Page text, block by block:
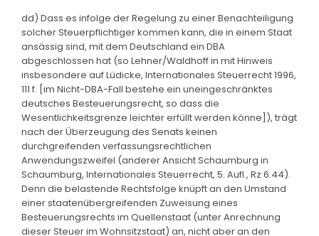
dd) Dass es infolge der Regelung zu einer Benachteiligung
solcher Steuerpflichtiger kommen kann, die in einem Staat
ansässig sind, mit dem Deutschland ein DBA
abgeschlossen hat (so Lehner/Waldhoff in mit Hinweis
insbesondere auf Lüdicke, Internationales Steuerrecht 1996,
111 f. [im Nicht-DBA-Fall bestehe ein uneingeschränktes
deutsches Besteuerungsrecht, so dass die
Wesentlichkeitsgrenze leichter erfüllt werden könne]), trägt
nach der Überzeugung des Senats keinen
durchgreifenden verfassungsrechtlichen
Anwendungszweifel (anderer Ansicht Schaumburg in
Schaumburg, Internationales Steuerrecht, 5. Aufl., Rz 6.44).
Denn die belastende Rechtsfolge knüpft an den Umstand
einer staatenübergreifenden Zuweisung eines
Besteuerungsrechts im Quellenstaat (unter Anrechnung
dieser Steuer im Wohnsitzstaat) an, nicht aber an den